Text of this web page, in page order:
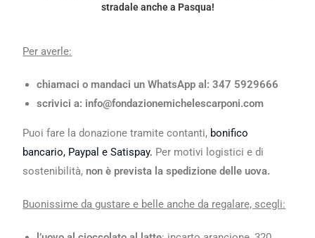
stradale anche a Pasqua!
Per averle:
chiamaci o mandaci un WhatsApp al: 347 5929666
scrivici a: info@fondazionemichelescarponi.com
Puoi fare la donazione tramite contanti, bonifico
bancario, Paypal e Satispay. Per motivi logistici e di
sostenibilità, non è prevista la spedizione delle uova.
Buonissime da gustare e belle anche da regalare, scegli: